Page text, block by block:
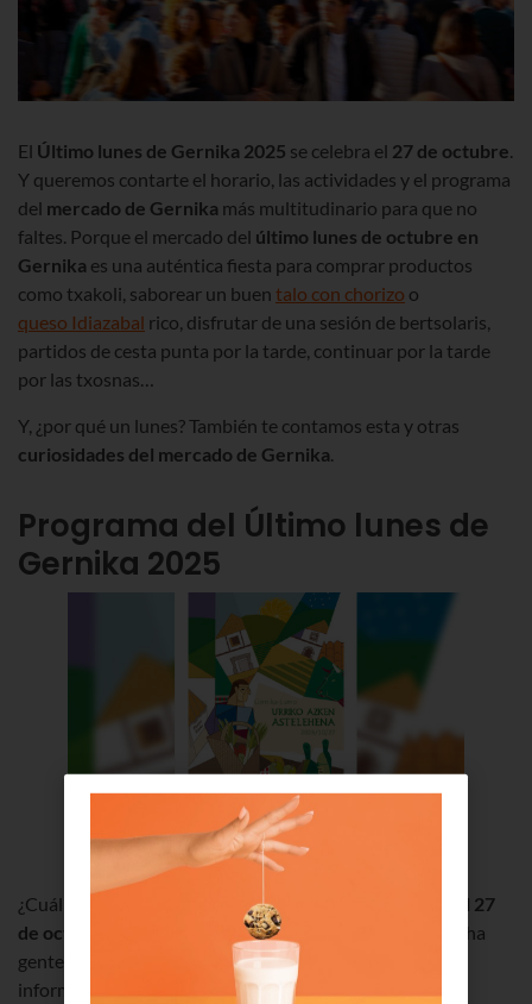
El Último lunes de Gernika 2025 se celebra el 27 de octubre.
Y queremos contarte el horario, las actividades y el programa
del mercado de Gernika más multitudinario para que no
faltes. Porque el mercado del último lunes de octubre en
Gernika es una auténtica fiesta para comprar productos
como txakoli, saborear un buen talo con chorizo o
queso Idiazabal rico, disfrutar de una sesión de bertsolaris,
partidos de cesta punta por la tarde, continuar por la tarde
por las txosnas…
Y, ¿por qué un lunes? También te contamos esta y otras
curiosidades del mercado de Gernika.
Programa del Último lunes de
Gernika 2025
Imagen:Ayuntamiento de Gernika-Lumo
¿Cuál es el horario del Último lunes de Gernika
2025 el 27
de octubre
? Pregunta importante, porque se junta mucha
gente y es mejor que vayas temprano. Te damos alguna
información muy útil para que no te pierdas nada del